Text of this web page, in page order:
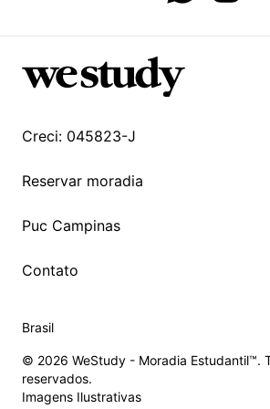
Creci: 045823-J
Reservar moradia
Puc Campinas
Contato
Brasil
© 2026 WeStudy - Moradia Estudantil™.
reservados.
Imagens Ilustrativas